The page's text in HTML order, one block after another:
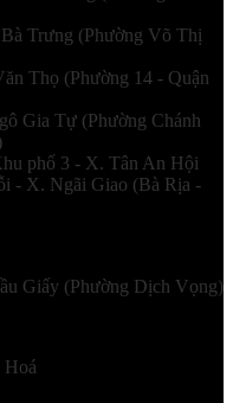
Trưng (Phường Võ Thị
Thọ (Phường 14 - Quận
Gia Tự (Phường Chánh
phố 3 - X. Tân An Hội
- X. Ngãi Giao (Bà Rịa -
Giấy (Phường Dịch Vọng)
Hoá